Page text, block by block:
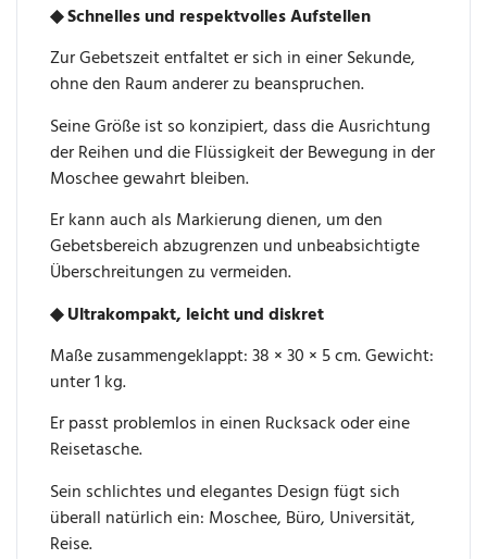
◆ Schnelles und respektvolles Aufstellen
Zur Gebetszeit entfaltet er sich in einer Sekunde,
ohne den Raum anderer zu beanspruchen.
Seine Größe ist so konzipiert, dass die Ausrichtung
der Reihen und die Flüssigkeit der Bewegung in der
Moschee gewahrt bleiben.
Er kann auch als Markierung dienen, um den
Gebetsbereich abzugrenzen und unbeabsichtigte
Überschreitungen zu vermeiden.
◆ Ultrakompakt, leicht und diskret
Maße zusammengeklappt: 38 × 30 × 5 cm. Gewicht:
unter 1 kg.
Er passt problemlos in einen Rucksack oder eine
Reisetasche.
Sein schlichtes und elegantes Design fügt sich
überall natürlich ein: Moschee, Büro, Universität,
Reise.